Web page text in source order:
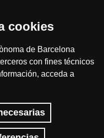
cookies
de Barcelona
con fines técnicos
acceda a
UAB
ISSN: 2014-6388